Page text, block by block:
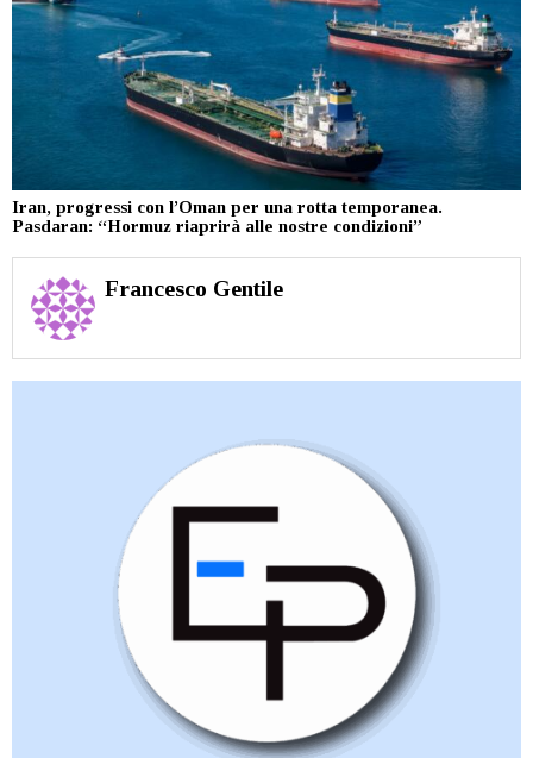
Iran, progressi con l’Oman per una rotta temporanea.
Pasdaran: “Hormuz riaprirà alle nostre condizioni”
Francesco Gentile